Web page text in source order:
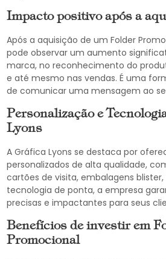
Impacto positivo após a
Após a aquisição de um Folder
pode observar um aumento
marca, no reconhecimento do
e até mesmo nas vendas. É uma
de comunicar uma mensagem ao
Personalização e
Lyons
A Gráfica Lyons se destaca por
personalizados de alta qualidade,
cartões de visita, embalagens
tecnologia de ponta, a empresa
precisas e impactantes para seus
Benefícios de investir em
Promocional